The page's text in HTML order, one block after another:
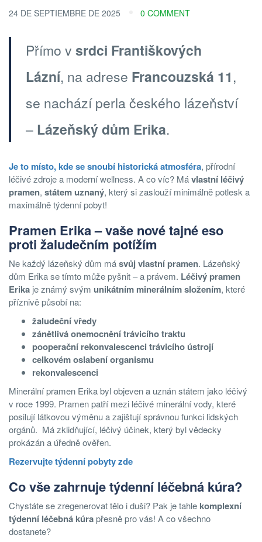
24 DE SEPTIEMBRE DE 2025 0 COMMENT
Přímo v srdci Františkových
Lázní, na adrese Francouzská 11,
se nachází perla českého lázeňství
– Lázeňský dům Erika.
Je to místo, kde se snoubí historická atmosféra, přírodní
léčivé zdroje a moderní wellness. A co víc? Mávlastní léčivý
pramen, státem uznaný, který si zaslouží minimálně potlesk a
maximálně týdenní pobyt!
Pramen Erika – vaše nové tajné eso
proti žaludečním potížím
Ne každý lázeňský dům másvůj vlastní pramen. Lázeňský
dům Erika se tímto může pyšnit – a právem. Léčivý pramen
Erika je známý svým unikátním minerálním složením, které
příznivě působí na:
žaludeční vředy
zánětlivá onemocnění trávicího traktu
pooperační rekonvalescenci trávicího ústrojí
celkovém oslabení organismu
rekonvalescenci
Minerální pramen Erika byl objeven a uznán státem jako léčivý
v roce 1999. Pramen patří mezi léčivé minerální vody, které
posilují látkovou výměnu a zajištují správnou funkci lidských
orgánů. Má zklidňující, léčivý účinek, který byl vědecky
prokázán a úředně ověřen.
Rezervujte týdenní pobyty zde
Co vše zahrnuje týdenní léčebná kúra?
Chystáte se zregenerovat tělo i duši? Pak je tahle komplexní
týdenní léčebná kúrapřesně pro vás! A co všechno
dostanete?